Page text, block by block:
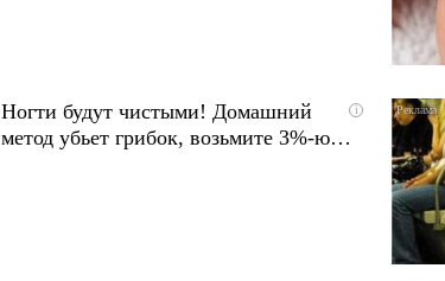
i
Ногти будут чистыми! Домашний
метод убьет грибок, возьмите 3%-ю…